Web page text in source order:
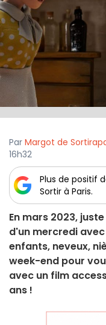
Par Margot de
16h32
Plus de positif
Sortir à Paris.
En mars 2023,
d'un mercredi
enfants, neveux,
week-end pour
avec un film
ans !